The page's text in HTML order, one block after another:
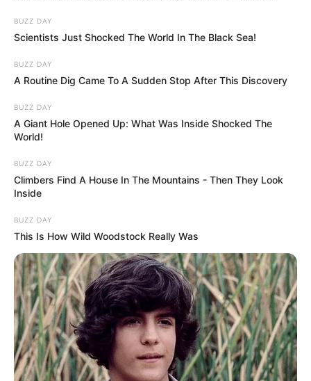
BUZZ DAY
Scientists Just Shocked The World In The Black Sea!
BUZZ DAY
A Routine Dig Came To A Sudden Stop After This Discovery
BUZZ DAY
A Giant Hole Opened Up: What Was Inside Shocked The
World!
BUZZ DAY
Climbers Find A House In The Mountains - Then They Look
Inside
BUZZ DAY
This Is How Wild Woodstock Really Was